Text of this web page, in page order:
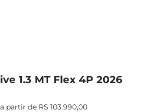
1.3 MT Flex 4P 2026
a partir de R$ 103.990,00